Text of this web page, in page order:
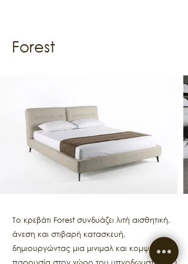
Forest
Το κρεβάτι Forest συνδυάζει λιτή αισθητική,
άνεση και στιβαρή κατασκευή,
δημιουργώντας μια μινιμαλ και κομψή